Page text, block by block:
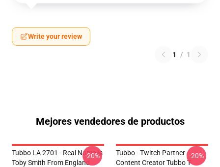
Write your review
1 / 1
Mejores vendedores de productos
Tubbo LA 2701 - Real Name Is
Toby Smith From England
-20%
Tubbo - Twitch Partner
Content Creator Tubbo T-
-20%